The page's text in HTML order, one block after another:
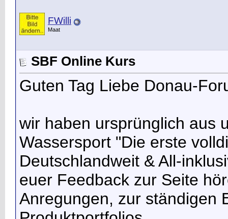
FWilli
Maat
SBF Online Kurs
Guten Tag Liebe Donau-
wir haben ursprünglich aus
Wassersport "Die erste
Deutschlandweit & All-
euer Feedback zur Seite
Anregungen, zur ständigen